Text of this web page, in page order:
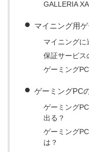
GALLERIA
マイニング用
マイニングに
保証サービス
ゲーミング
ゲーミングPC
ゲーミング
出る？
ゲーミング
は？